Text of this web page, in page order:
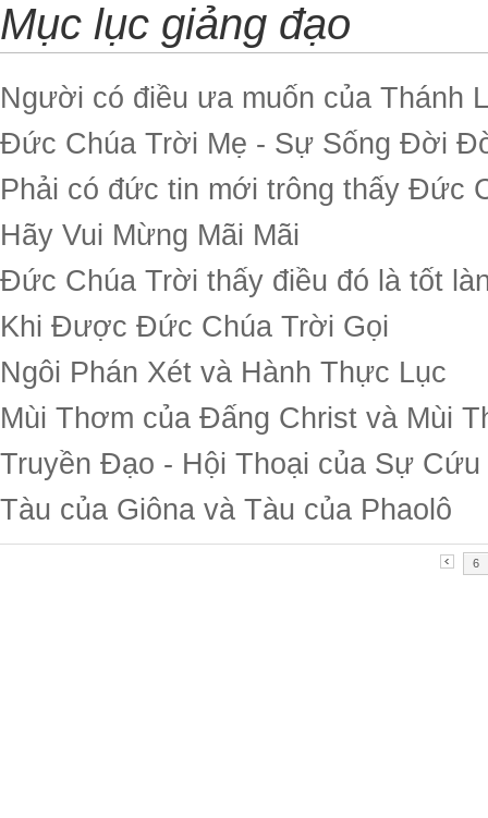
Mục lục giảng đạo
Người có điều ưa muốn của Thánh
Đức Chúa Trời Mẹ - Sự Sống Đời
Phải có đức tin mới trông thấy Đức
Hãy Vui Mừng Mãi Mãi
Đức Chúa Trời thấy điều đó là tốt
Khi Được Đức Chúa Trời Gọi
Ngôi Phán Xét và Hành Thực Lục
Mùi Thơm của Đấng Christ và Mùi
Truyền Đạo - Hội Thoại của Sự Cứu
Tàu của Giôna và Tàu của Phaolô
6